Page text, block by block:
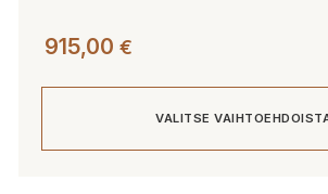
915,00 €
VALITSE